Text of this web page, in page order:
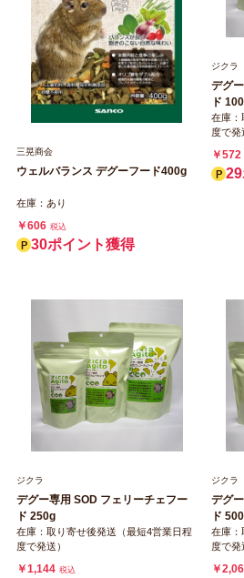
三晃商会
ウェルバランス デグーフード400g
在庫：あり
￥606 税込
30ポイント獲得
ジクラ
デグ
ド
在庫：
度で発
￥572
ジクラ
デグー専用 SOD フェリーチェフー
ド 250g
在庫：取り寄せ後発送（最短4営業日程
度で発送）
￥1,144 税込
ジクラ
デグ
ド
在庫：
度で発
￥